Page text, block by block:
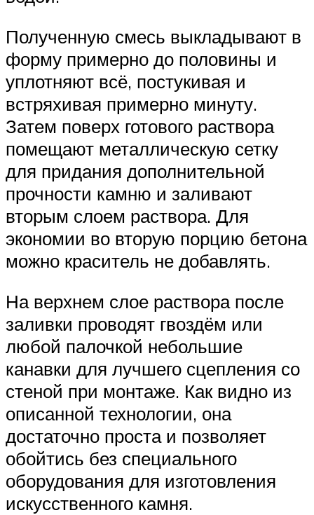
Полученную смесь выкладывают в
форму примерно до половины и
уплотняют всё, постукивая и
встряхивая примерно минуту.
Затем поверх готового раствора
помещают металлическую сетку
для придания дополнительной
прочности камню и заливают
вторым слоем раствора. Для
экономии во вторую порцию бетона
можно краситель не добавлять.
На верхнем слое раствора после
заливки проводят гвоздём или
любой палочкой небольшие
канавки для лучшего сцепления со
стеной при монтаже. Как видно из
описанной технологии, она
достаточно проста и позволяет
обойтись без специального
оборудования для изготовления
искусственного камня.